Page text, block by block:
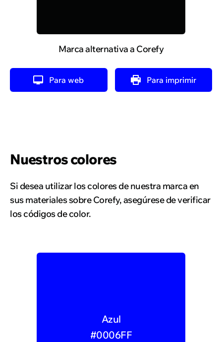
Marca alternativa a Corefy
Para web Para imprimir
Nuestros colores
Si desea utilizar los colores de nuestra marca en
sus materiales sobre Corefy, asegúrese de verificar
los códigos de color.
Azul
#0006FF